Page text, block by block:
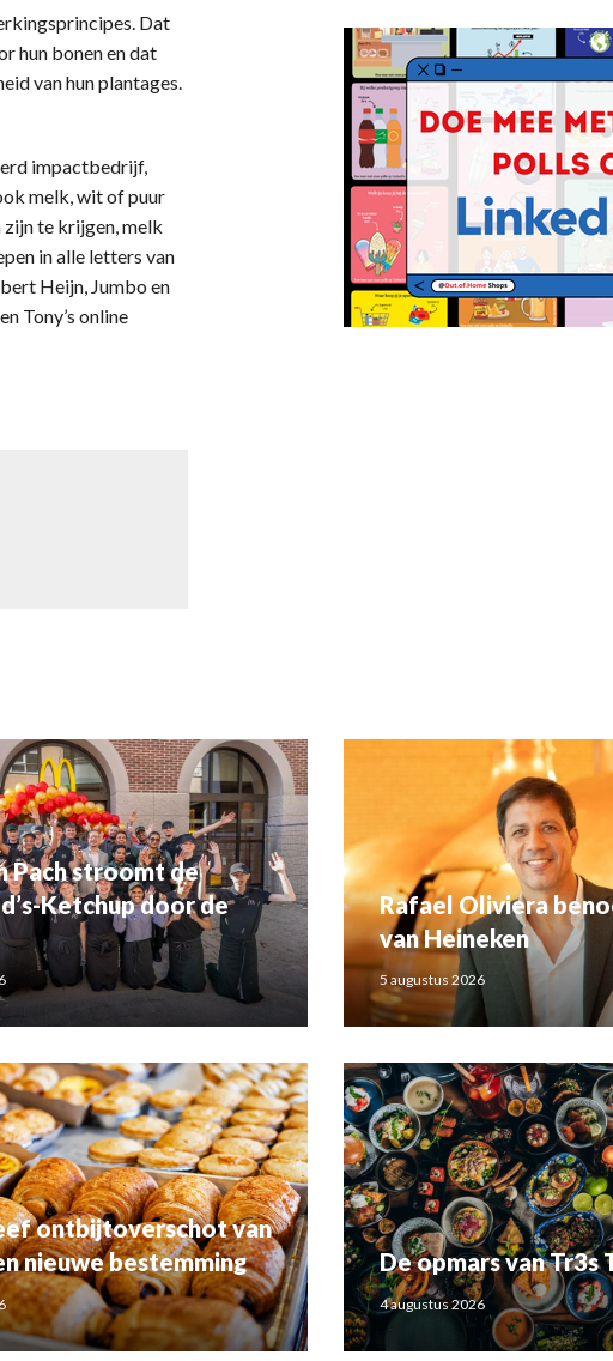
Dat
hun bonen en dat
van hun plantages.
impactbedrijf,
melk, wit of puur
te krijgen, melk
in alle letters van
Heijn, Jumbo en
Tony’s online
Pach stroomt de
Ketchup door de
Rafael Oliviera
van Heineken
5 augustus 2026
ontbijtoverschot van
nieuwe bestemming
De opmars van Tr3s
4 augustus 2026